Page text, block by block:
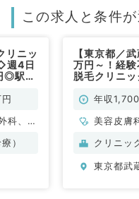
この求人と条件
リニッ
週4日
◎駅チ
）
科、心
人科、
）
【東京都／
万円～！経
脱毛クリニ
年収
美容皮膚
クリニッ
東京都武